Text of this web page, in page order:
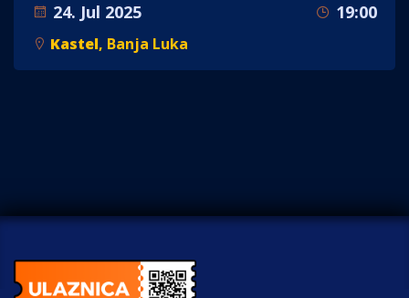
24. Jul 2025 19:00
Kastel, Banja Luka